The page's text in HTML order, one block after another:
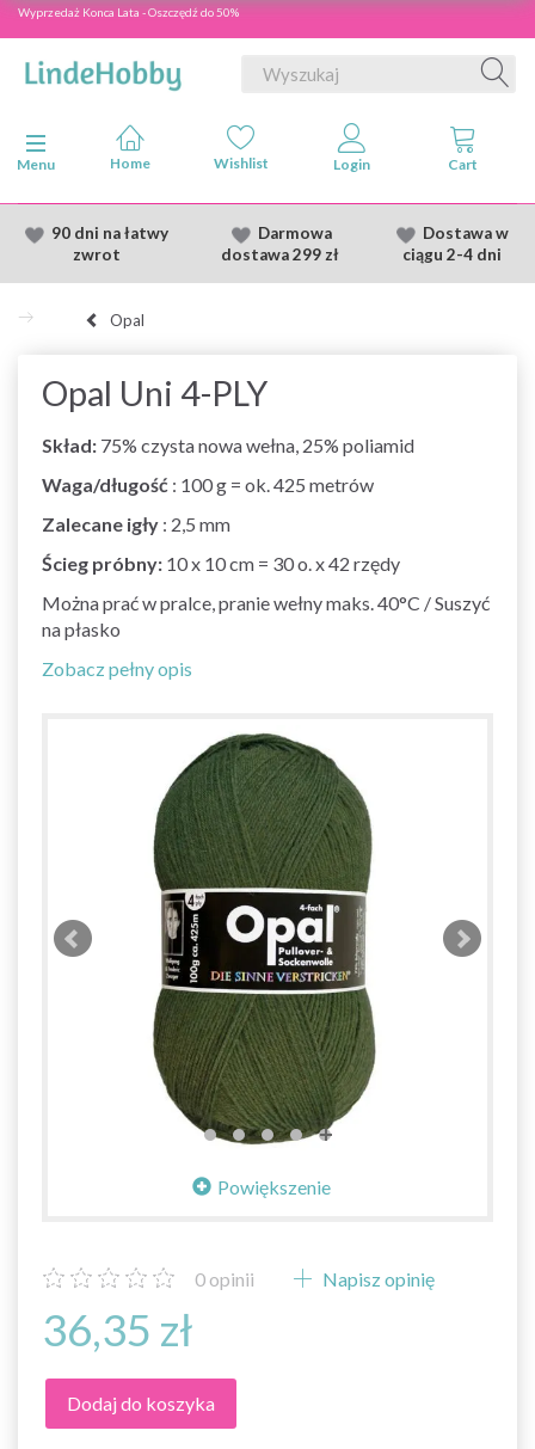
Wyprzedaż Konca Lata - Oszczędź do 50%
Przełącz nawigację
Menu
90 dni na łatwy
zwrot
Darmowa
dostawa299 zł
Dostawaw
ciągu 2-4 dni
Opal
Opal Uni 4-PLY
Skład: 75% czysta nowa wełna, 25% poliamid
Waga/długość : 100 g = ok. 425 metrów
Zalecane igły : 2,5 mm
Ścieg próbny: 10 x 10 cm = 30 o. x 42 rzędy
Można prać w pralce, pranie wełny maks. 40°C / Suszyć
na płasko
Zobacz pełny opis
Powiększenie
0 opinii Napisz opinię
36,35 zł
Dodaj do koszyka